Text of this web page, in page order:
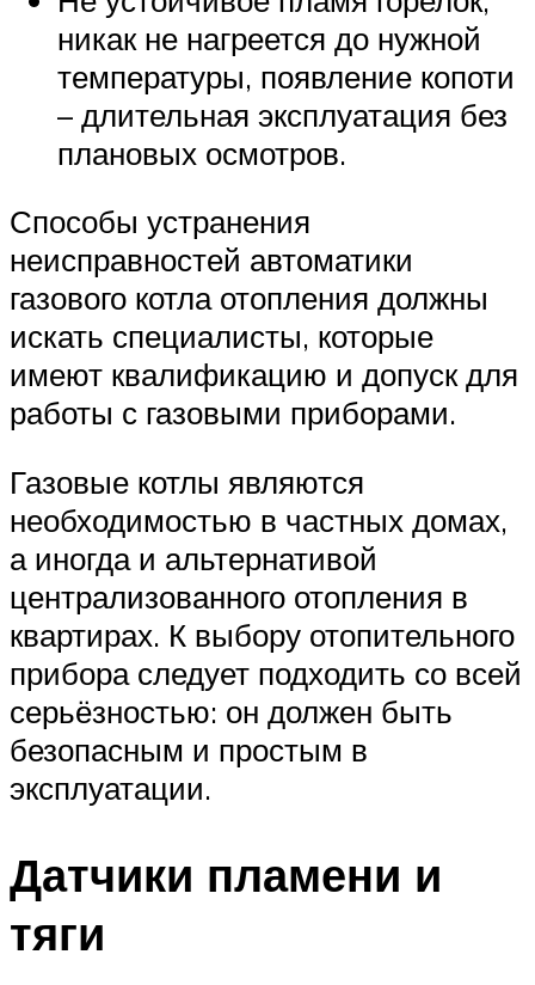
никак не нагреется до нужной
температуры, появление копоти
– длительная эксплуатация без
плановых осмотров.
Способы устранения
неисправностей автоматики
газового котла отопления должны
искать специалисты, которые
имеют квалификацию и допуск для
работы с газовыми приборами.
Газовые котлы являются
необходимостью в частных домах,
а иногда и альтернативой
централизованного отопления в
квартирах. К выбору отопительного
прибора следует подходить со всей
серьёзностью: он должен быть
безопасным и простым в
эксплуатации.
Датчики пламени и
тяги